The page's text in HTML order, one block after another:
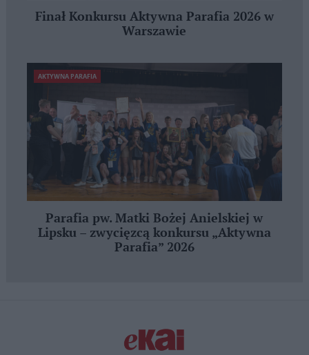
Finał Konkursu Aktywna Parafia 2026 w
Warszawie
AKTYWNA PARAFIA
Parafia pw. Matki Bożej Anielskiej w
Lipsku – zwycięzcą konkursu „Aktywna
Parafia” 2026